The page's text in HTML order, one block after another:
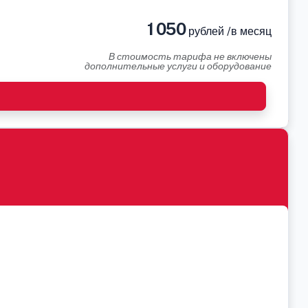
1 050рублей /в месяц
В стоимость тарифа не включены
дополнительные услуги и оборудование